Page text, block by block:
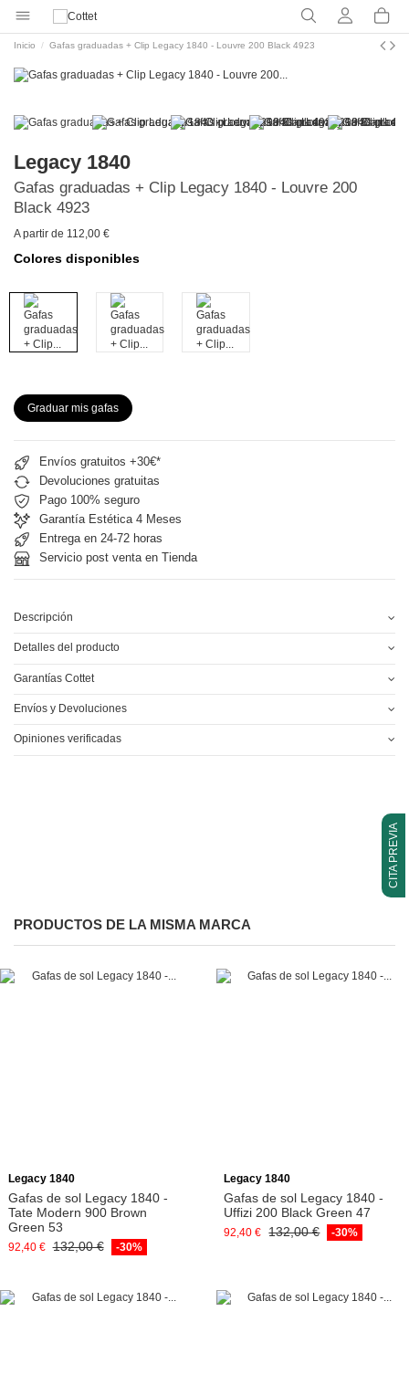
CITA PREVIA
Inicio Gafas graduadas + Clip Legacy 1840 - Louvre 200 Black 4923
Legacy 1840
Gafas graduadas + Clip Legacy 1840 - Louvre 200
Black 4923
A partir de 112,00 €
Colores disponibles
Graduar mis gafas
Envíos gratuitos +30€*
Devoluciones gratuitas
Pago 100% seguro
Garantía Estética 4 Meses
Entrega en 24-72 horas
Servicio post venta en Tienda
Descripción
Detalles del producto
Garantías Cottet
Envíos y Devoluciones
Opiniones verificadas
PRODUCTOS DE LA MISMA MARCA
Legacy 1840
Gafas de sol Legacy 1840 -
Tate Modern 900 Brown
Green 53
92,40 € 132,00 € -30%
Legacy 1840
Gafas de sol Legacy 1840 -
Uffizi 200 Black Green 47
92,40 € 132,00 € -30%